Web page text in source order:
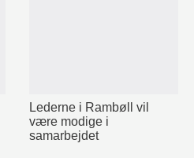
Lederne i Rambøll vil
være modige i
samarbejdet